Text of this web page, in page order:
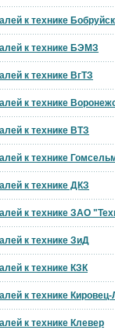
к технике
к технике БЭМЗ
к технике ВгТЗ
к технике
к технике ВТЗ
к технике
к технике ДКЗ
к технике ЗАО
к технике ЗиД
к технике КЗК
к технике
к технике Клевер